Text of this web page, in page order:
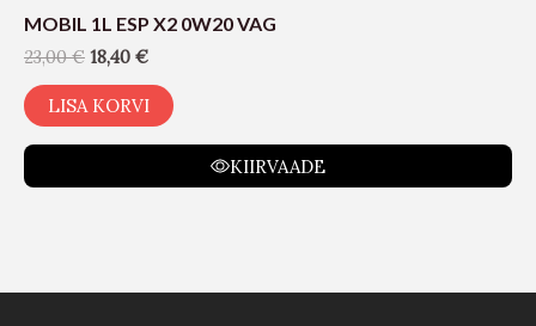
MOBIL 1L ESP X2 0W20 VAG
23,00€ 18,40 €
LISA KORVI
KIIRVAADE